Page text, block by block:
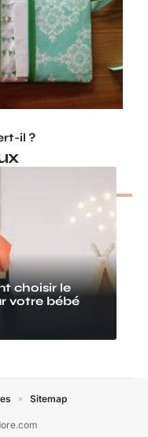
il ?
choisir le
votre bébé
Sitemap